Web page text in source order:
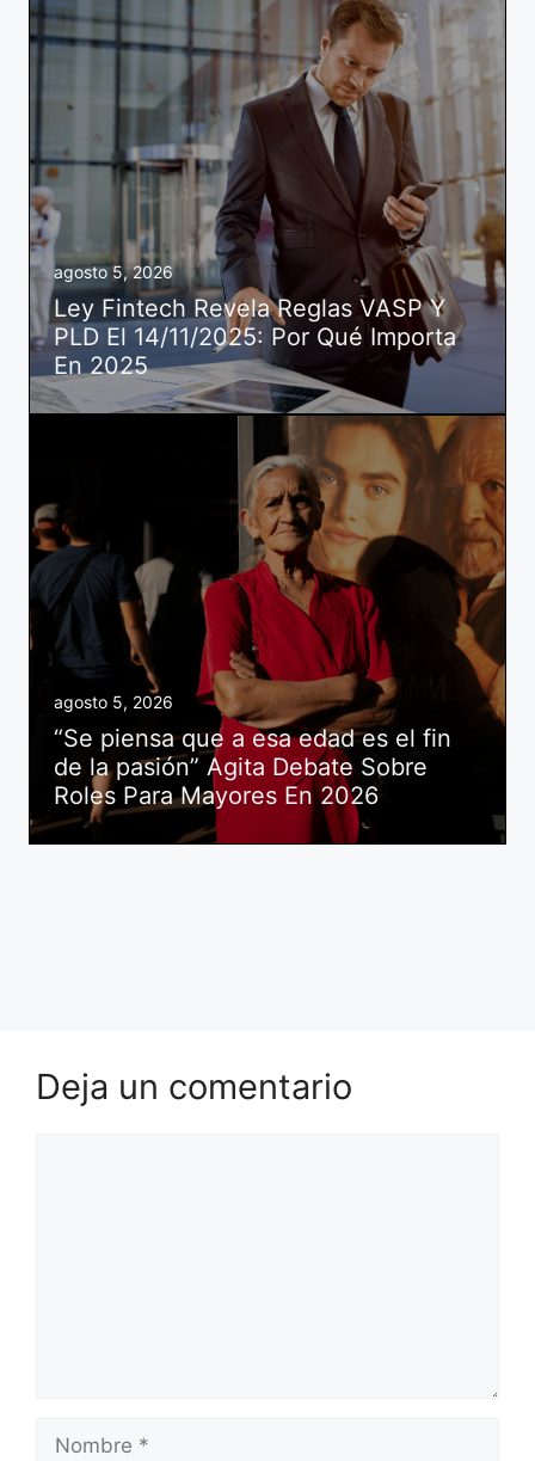
agosto 5, 2026
Ley Fintech Revela Reglas VASP Y
PLD El 14/11/2025: Por Qué Importa
En 2025
agosto 5, 2026
“Se piensa que a esa edad es el fin
de la pasión” Agita Debate Sobre
Roles Para Mayores En 2026
Deja un comentario